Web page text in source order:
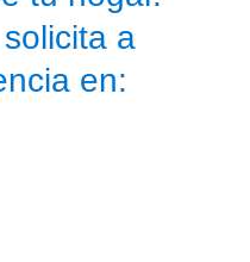
a
en: